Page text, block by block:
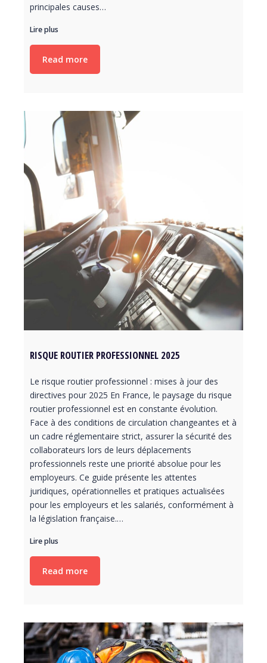
principales causes…
Lire plus
Read more
RISQUE ROUTIER PROFESSIONNEL 2025
Le risque routier professionnel : mises à jour des
directives pour 2025 En France, le paysage du risque
routier professionnel est en constante évolution.
Face à des conditions de circulation changeantes et à
un cadre réglementaire strict, assurer la sécurité des
collaborateurs lors de leurs déplacements
professionnels reste une priorité absolue pour les
employeurs. Ce guide présente les attentes
juridiques, opérationnelles et pratiques actualisées
pour les employeurs et les salariés, conformément à
la législation française.…
Lire plus
Read more